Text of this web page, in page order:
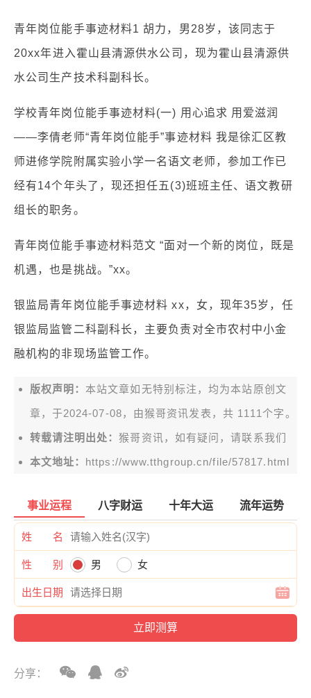
青年岗位能手事迹材料1 胡力，男28岁，该同志于
20xx年进入霍山县清源供水公司，现为霍山县清源供
水公司生产技术科副科长。
学校青年岗位能手事迹材料(一) 用心追求 用爱滋润
——李倩老师“青年岗位能手”事迹材料 我是徐汇区教
师进修学院附属实验小学一名语文老师，参加工作已
经有14个年头了，现还担任五(3)班班主任、语文教研
组长的职务。
青年岗位能手事迹材料范文 “面对一个新的岗位，既是
机遇，也是挑战。”xx。
银监局青年岗位能手事迹材料 xx，女，现年35岁，任
银监局监管二科副科长，主要负责对全市农村中小金
融机构的非现场监管工作。
版权声明： 本站文章如无特别标注，均为本站原创文
章，于2024-07-08，由猴哥资讯 发表，共 1111个字。
转载请注明出处：猴哥资讯，如有疑问，请联系我们
本文地址： https://www.tthgroup.cn/file/57817.html
事业运程 八字财运 十年大运 流年运势
姓 名
性 别 男 女
出生日期
分享：